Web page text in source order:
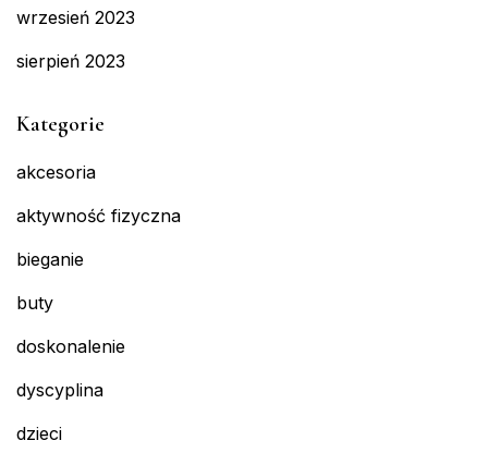
wrzesień 2023
sierpień 2023
Kategorie
akcesoria
aktywność fizyczna
bieganie
buty
doskonalenie
dyscyplina
dzieci